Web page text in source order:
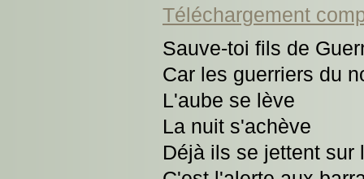
Téléchargement
Sauve-toi fils de
Car les guerriers du
L'aube se lève
La nuit s'achève
Déjà ils se jettent sur